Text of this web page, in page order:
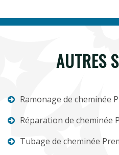
AUTRES
Ramonage de cheminée
Réparation de cheminée
Tubage de cheminée